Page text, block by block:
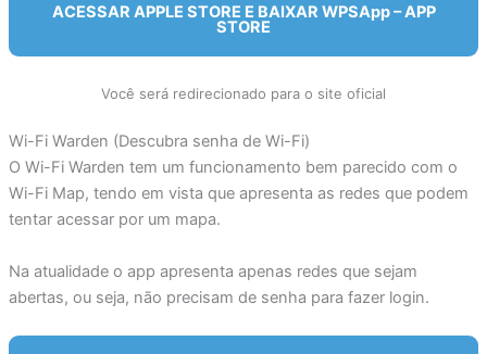
ACESSAR APPLE STORE E BAIXAR WPSApp– APP
STORE
Você será redirecionado para o site oficial
Wi-Fi Warden (Descubra senha de Wi-Fi)
O Wi-Fi Warden tem um funcionamento bem parecido com o
Wi-Fi Map, tendo em vista que apresenta as redes que podem
tentar acessar por um mapa.
Na atualidade o app apresenta apenas redes que sejam
abertas, ou seja, não precisam de senha para fazer login.